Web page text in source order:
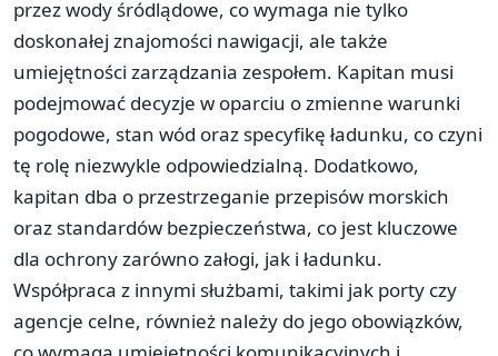
przez wody śródlądowe, co wymaga nie tylko
doskonałej znajomości nawigacji, ale także
umiejętności zarządzania zespołem. Kapitan musi
podejmować decyzje w oparciu o zmienne warunki
pogodowe, stan wód oraz specyfikę ładunku, co czyni
tę rolę niezwykle odpowiedzialną. Dodatkowo,
kapitan dba o przestrzeganie przepisów morskich
oraz standardów bezpieczeństwa, co jest kluczowe
dla ochrony zarówno załogi, jak i ładunku.
Współpraca z innymi służbami, takimi jak porty czy
agencje celne, również należy do jego obowiązków,